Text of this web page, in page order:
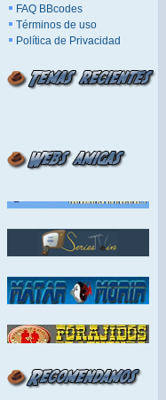
FAQ BBcodes
Términos de uso
Política de Privacidad